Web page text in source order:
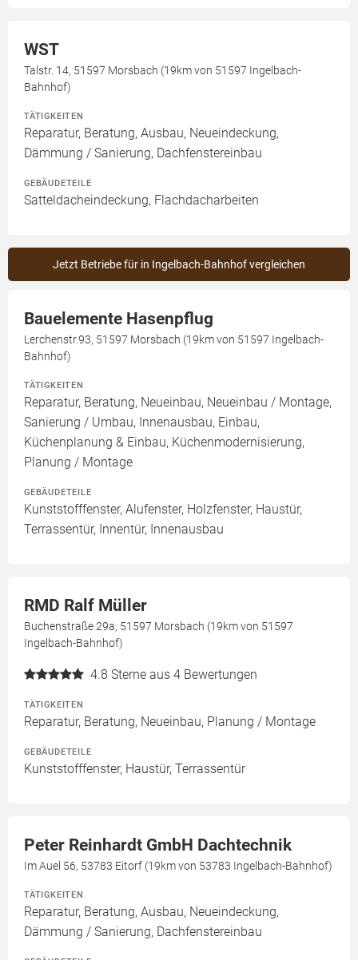
WST
Talstr. 14, 51597 Morsbach (19km von 51597 Ingelbach-
Bahnhof)
TÄTIGKEITEN
Reparatur, Beratung, Ausbau, Neueindeckung,
Dämmung / Sanierung, Dachfenstereinbau
GEBÄUDETEILE
Satteldacheindeckung, Flachdacharbeiten
Jetzt Betriebe für in Ingelbach-Bahnhof vergleichen
Bauelemente Hasenpflug
Lerchenstr.93, 51597 Morsbach (19km von 51597 Ingelbach-
Bahnhof)
TÄTIGKEITEN
Reparatur, Beratung, Neueinbau, Neueinbau / Montage,
Sanierung / Umbau, Innenausbau, Einbau,
Küchenplanung & Einbau, Küchenmodernisierung,
Planung / Montage
GEBÄUDETEILE
Kunststofffenster, Alufenster, Holzfenster, Haustür,
Terrassentür, Innentür, Innenausbau
RMD Ralf Müller
Buchenstraße 29a, 51597 Morsbach (19km von 51597
Ingelbach-Bahnhof)
4.8 Sterne aus 4 Bewertungen
TÄTIGKEITEN
Reparatur, Beratung, Neueinbau, Planung / Montage
GEBÄUDETEILE
Kunststofffenster, Haustür, Terrassentür
Peter Reinhardt GmbH Dachtechnik
Im Auel 56, 53783 Eitorf (19km von 53783 Ingelbach-Bahnhof)
TÄTIGKEITEN
Reparatur, Beratung, Ausbau, Neueindeckung,
Dämmung / Sanierung, Dachfenstereinbau